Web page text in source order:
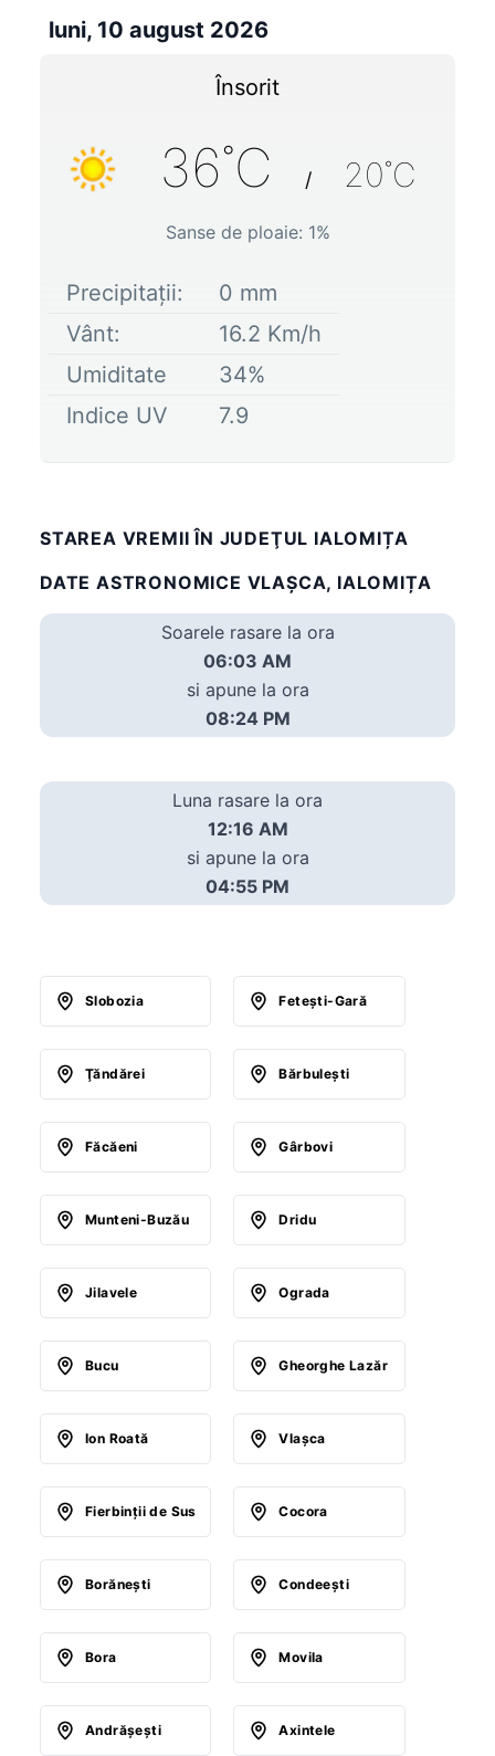
luni, 10 august 2026
Însorit
36˚C / 20˚C
Sanse de ploaie: 1%
Precipitații: 0 mm
Vânt:
16.2 Km/h
Umiditate
34%
Indice UV
7.9
STAREA VREMII ÎN JUDEŢUL IALOMIȚA
DATE ASTRONOMICE VLAŞCA, IALOMIȚA
Soarele rasare la ora
06:03 AM
si apune la ora
08:24 PM
Luna rasare la ora
12:16 AM
si apune la ora
04:55 PM
Slobozia Feteşti-Gară
Ţăndărei Bărbuleşti
Făcăeni Gârbovi
Munteni-Buzău Dridu
Jilavele Ograda
Bucu Gheorghe Lazăr
Ion Roată Vlaşca
Fierbinţii de Sus Cocora
Borăneşti Condeeşti
Bora Movila
Andrăşeşti Axintele